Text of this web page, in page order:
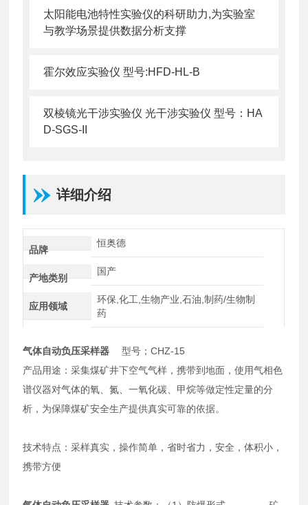
太阳能电池特性实验仪的科研助力,为实验室
与教学场景提供数据分析支撑
霍尔效应实验仪 型号:HFD-HL-B
双棱镜光干涉实验仪 光干涉实验仪 型号：HA
D-SGS-II
详细介绍
品牌
恒奥德
产地类别
国产
应用领域
环保,化工,生物产业,石油,制药/生物制
药
气体自动负压采样器
型号；CHZ-15
产品用途：采集煤矿井下空气气样，携带到地面，使用气相色
谱仪器对气体的氧、氮、一氧化碳、甲烷等做定性定量的分
析，为保障煤矿安全生产提供真实可靠的依据。
技术特点：采样真实，操作简单，省时省力，安全，体积小，
携带方便